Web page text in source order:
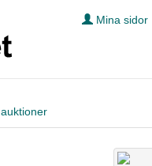
Mina sidor
auktioner